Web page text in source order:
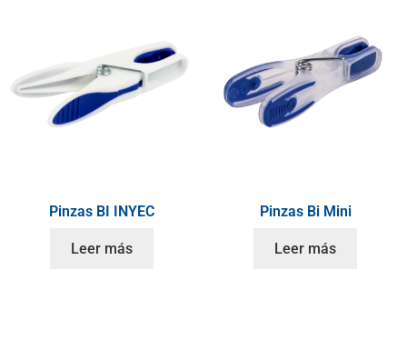
Pinzas BI INYEC
Leer más
Pinzas Bi Mini
Leer más